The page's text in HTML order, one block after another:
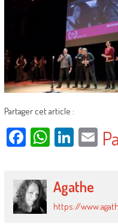
Partager cet article :
Facebook
Agathe
https://